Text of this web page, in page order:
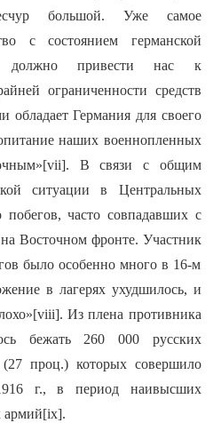
большой. Уже самое
с состоянием германской
должно привести нас к
ограниченности средств
обладает Германия для своего
наших военнопленных
В связи с общим
ситуации в Центральных
часто совпадавших с
Восточном фронте. Участник
было особенно много в 16-м
в лагерях ухудшилось, и
Из плена противника
бежать 260 000 русских
проц.) которых совершило
г., в период наивысших
армий[ix].